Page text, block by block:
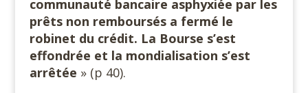
communauté bancaire asphyxiée par les
prêts non remboursés a fermé le
robinet du crédit. La Bourse s’est
effondrée et la mondialisation s’est
arrêtée » (p 40).